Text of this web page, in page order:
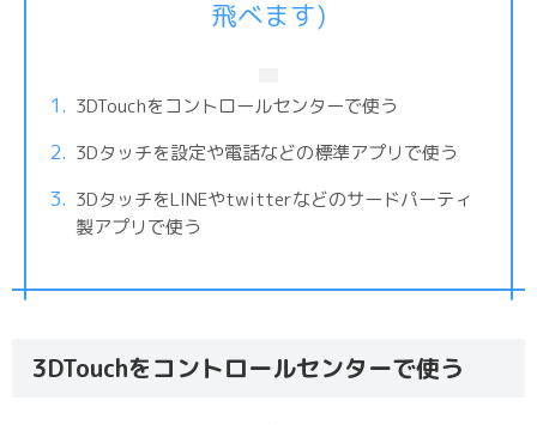
飛べます)
3DTouchをコントロールセンターで使う
3Dタッチを設定や電話などの標準アプリで使う
3DタッチをLINEやtwitterなどのサードパーティ
製アプリで使う
3DTouchをコントロールセンターで使う